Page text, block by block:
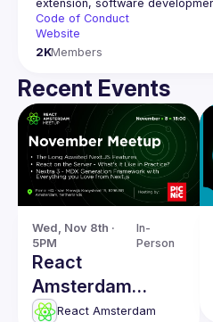
Code of Conduct
Website
2KMembers
Recent Events
Wed, Nov 8th ·
5PM
In-
Person
React
Amsterdam
November: The
React Amsterdam